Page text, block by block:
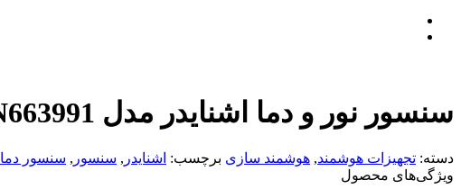
سنسور نور و دما اشنایدر مدل MTN663991
دسته: تجهیزات هوشمند, هوشمند سازی برچسب: اشنایدر , سنسور , سنسور دما
ویژگی‌های محصول